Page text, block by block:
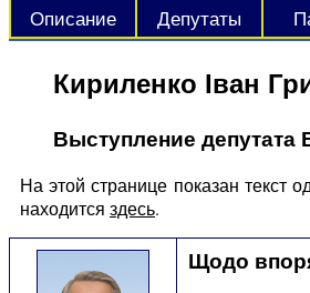
Описание Депутаты
Кириленко Іван
Выступление
На этой странице показан текст
находится здесь.
Щодо